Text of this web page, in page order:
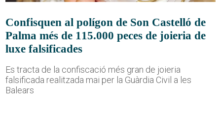
Confisquen al polígon de Son Castelló de
Palma més de 115.000 peces de joieria de
luxe falsificades
Es tracta de la confiscació més gran de joieria
falsificada realitzada mai per la Guàrdia Civil a les
Balears